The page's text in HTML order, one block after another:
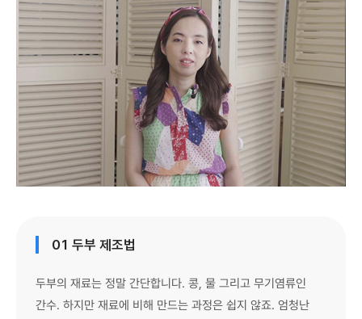
01 두부 제조법
두부의 재료는 정말 간단합니다. 콩, 물 그리고 무기염류인
간수. 하지만 재료에 비해 만드는 과정은 쉽지 않죠. 엄청난